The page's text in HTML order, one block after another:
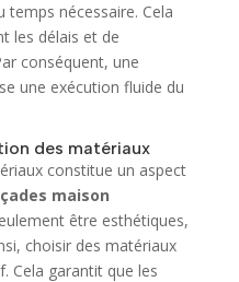
nécessaire. Cela
les délais et de
conséquent, une
une exécution fluide du
des matériaux
constitue un aspect
maison
être esthétiques,
choisir des matériaux
Cela garantit que les